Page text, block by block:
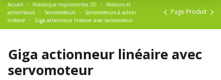
Accueil Robotique Imprimantes 3D
Moteurs et
actionneurs
Servomoteurs
Servomoteurs à action
linéaire
Giga actionneur linéaire avec servomoteur
Page Produit
Giga actionneur linéaire avec
servomoteur